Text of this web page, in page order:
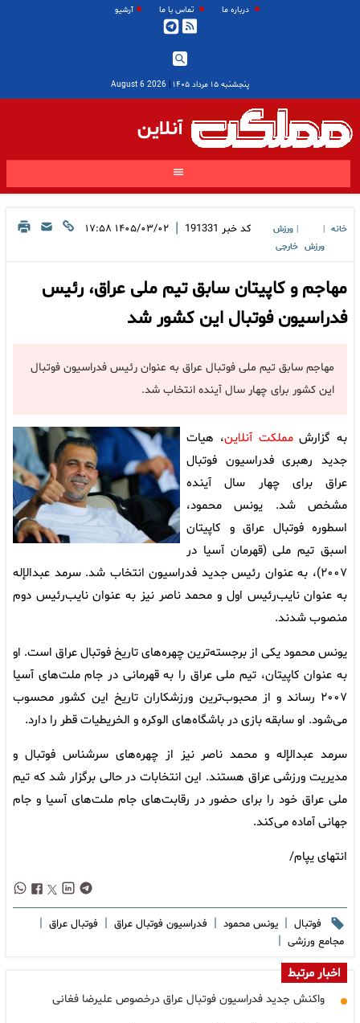
درباره ما تماس با ما آرشیو
پنجشنبه ۱۵ مرداد ۱۴۰۵ |
2026 August 6
آنلاین
خانه
ورزش
ورزش
خارجی
کد خبر 191331
| ۱۴۰۵/۰۳/۰۲ ۱۷:۵۸
مهاجم و کاپیتان سابق تیم ملی عراق، رئیس
فدراسیون فوتبال این کشور شد
مهاجم سابق تیم ملی فوتبال عراق به عنوان رئیس فدراسیون فوتبال
این کشور برای چهار سال آینده انتخاب شد.
به گزارشمملکت آنلاین، هیات
جدید رهبری فدراسیون فوتبال
عراق برای چهار سال آینده
مشخص شد. یونس محمود،
اسطوره فوتبال عراق و کاپیتان
اسبق تیم ملی (قهرمان آسیا در
۲۰۰۷)، به عنوان رئیس جدید فدراسیون انتخاب شد. سرمد عبدالإله
به عنوان نایب‌رئیس اول و محمد ناصر نیز به عنوان نایب‌رئیس دوم
منصوب شدند.
یونس محمود یکی از برجسته‌ترین چهره‌های تاریخ فوتبال عراق است. او
به عنوان کاپیتان، تیم ملی عراق را به قهرمانی در جام ملت‌های آسیا
۲۰۰۷ رساند و از محبوب‌ترین ورزشکاران تاریخ این کشور محسوب
می‌شود. او سابقه بازی در باشگاه‌های الوکره و الخریطیات قطر را دارد.
سرمد عبدالإله و محمد ناصر نیز از چهره‌های سرشناس فوتبال و
مدیریت ورزشی عراق هستند. این انتخابات در حالی برگزار شد که تیم
ملی عراق خود را برای حضور در رقابت‌های جام ملت‌های آسیا و جام
جهانی آماده می‌کند.
انتهای یپام/
فوتبال | یونس محمود | فدراسیون فوتبال عراق | فوتبال عراق |
مجامع ورزشی |
اخبار مرتبط
واکنش جدید فدراسیون فوتبال عراق درخصوص علیرضا فغانی